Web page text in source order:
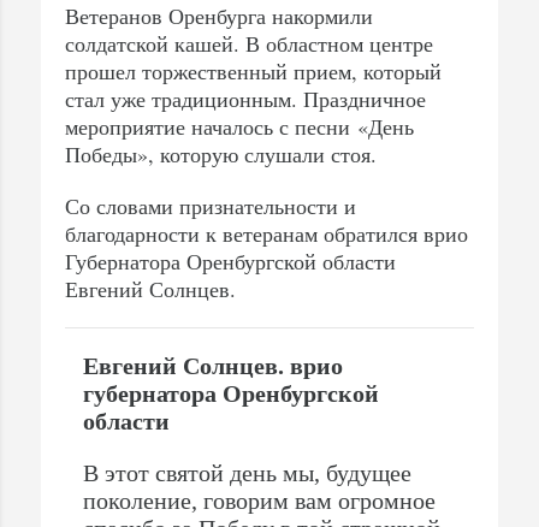
Ветеранов Оренбурга накормили
солдатской кашей. В областном центре
прошел торжественный прием, который
стал уже традиционным. Праздничное
мероприятие началось с песни «День
Победы», которую слушали стоя.
Со словами признательности и
благодарности к ветеранам обратился врио
Губернатора Оренбургской области
Евгений Солнцев.
Евгений Солнцев. врио
губернатора Оренбургской
области
В этот святой день мы, будущее
поколение, говорим вам огромное